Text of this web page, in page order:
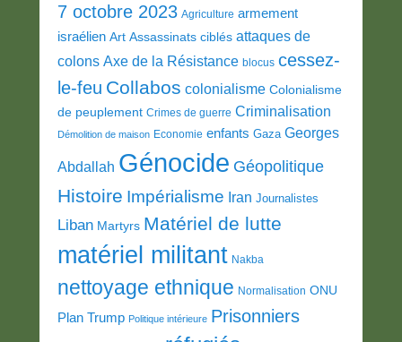
7 octobre 2023 Agriculture armement
israélien Art Assassinats ciblés attaques de
colons Axe de la Résistance blocus cessez-
le-feu Collabos colonialisme Colonialisme
de peuplement Crimes de guerre Criminalisation
Démolition de maison Economie enfants Gaza Georges
Abdallah Génocide Géopolitique
Histoire Impérialisme Iran Journalistes
Liban Martyrs Matériel de lutte
matériel militant Nakba
nettoyage ethnique Normalisation ONU
Plan Trump Politique intérieure Prisonniers